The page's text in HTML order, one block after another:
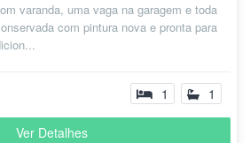
varanda, uma vaga na garagem e toda
com pintura nova e pronta para
1 1
Ver Detalhes